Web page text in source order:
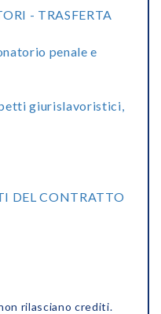
- TRASFERTA
penale e
giurislavoristici,
DEL CONTRATTO
rilasciano crediti.